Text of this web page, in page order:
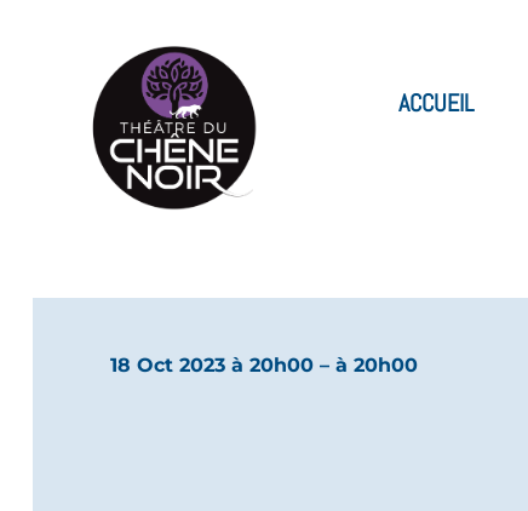
ACCUEIL
18 Oct 2023 à 20h00 – à 20h00